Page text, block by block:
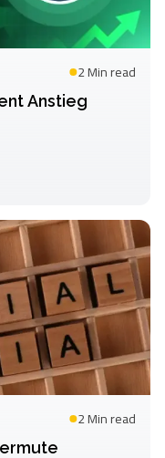
2 Minread
Anstieg
2 Minread